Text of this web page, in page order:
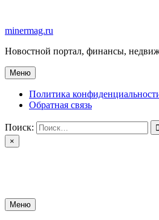
содержимому
minermag.ru
Новостной портал, финансы,
Меню
Политика
Обратная связь
Поиск:
×
Меню